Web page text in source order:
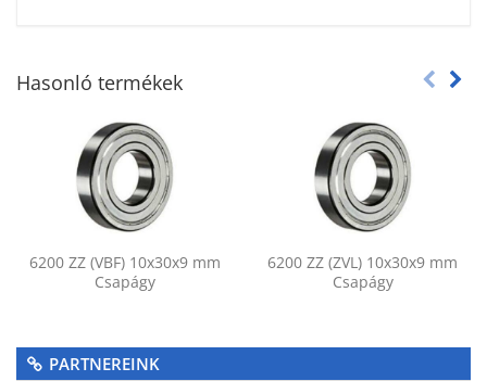
Hasonló termékek
6200 ZZ (VBF) 10x30x9 mm
Csapágy
6200 ZZ (ZVL) 10x30x9 mm
Csapágy
PARTNEREINK